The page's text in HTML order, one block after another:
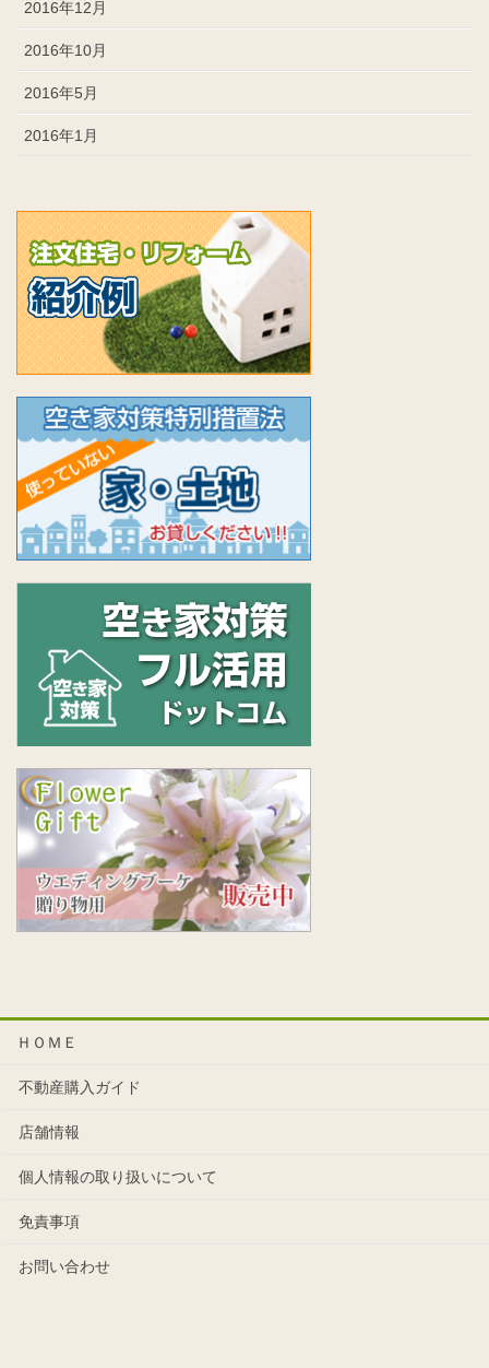
2016年12月
2016年10月
2016年5月
2016年1月
ＨＯＭＥ
不動産購入ガイド
店舗情報
個人情報の取り扱いについて
免責事項
お問い合わせ